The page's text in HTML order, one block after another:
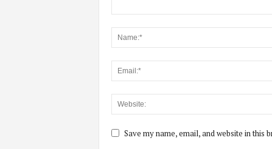
Save my name, email, and website in this